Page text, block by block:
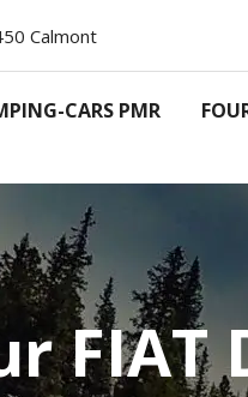
Calmont
CARS PMR
FIAT